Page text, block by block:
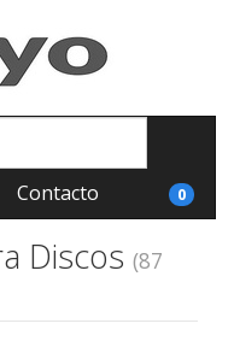
Contacto 0
Discos (87